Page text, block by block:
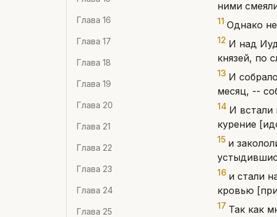
Глава 16
Глава 17
Глава 18
Глава 19
Глава 20
Глава 21
Глава 22
Глава 23
Глава 24
Глава 25
ними
11 Однако
12 И над
князей, по
13 И
месяц, --
14 И встали
курение
15 и
16 и стали
кровью
17 Так как